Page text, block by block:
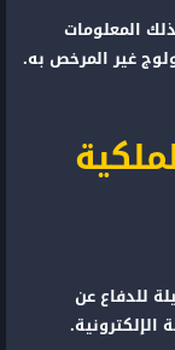
المعلومات
غير المرخص به.
للدفاع عن